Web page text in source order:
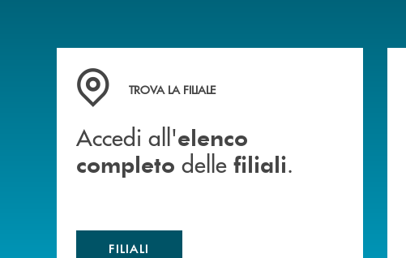
Accedi all' elenco completo delle filiali .
TROVA LA FILIALE
Accedi all'elenco
completo delle filiali.
FILIALI